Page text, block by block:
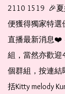
2110 1519  🎉
便獲得獨家特選
直播最新消息❤️
組，當然亦歡迎
個群組，按連結
括Kitty melody